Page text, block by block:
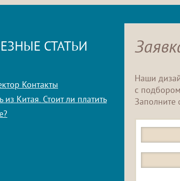
СТАТЬИ
Контакты
из Китая. Стоит ли платить
Наши
с